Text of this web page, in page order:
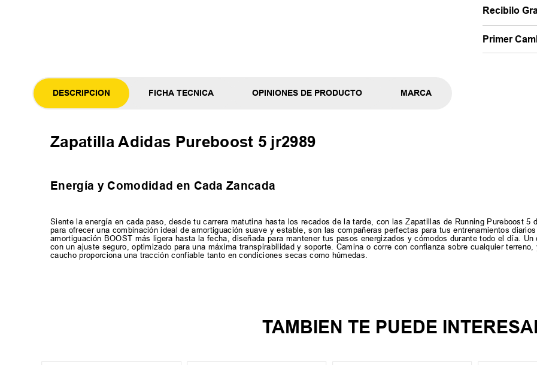
Recibilo
Primer
DESCRIPCION FICHA TECNICA OPINIONES DE PRODUCTO MARCA
Zapatilla Adidas Pureboost 5 jr2989
Energía y Comodidad en Cada Zancada
Siente la energía en cada paso, desde tu carrera matutina hasta los recados de la tarde, con las Zapatillas de Running Pureboost 5
para ofrecer una combinación ideal de amortiguación suave y estable, son las compañeras perfectas para tus entrenamientos
amortiguación BOOST más ligera hasta la fecha, diseñada para mantener tus pasos energizados y cómodos durante todo el día. Un
con un ajuste seguro, optimizado para una máxima transpirabilidad y soporte. Camina o corre con confianza sobre cualquier
caucho proporciona una tracción confiable tanto en condiciones secas como húmedas.
TAMBIEN TE PUEDE